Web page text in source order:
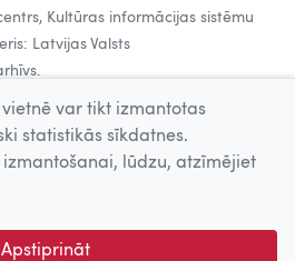
Kultūras informācijas sistēmu
Latvijas Valsts
var tikt izmantotas
statistikās sīkdatnes.
izmantošanai, lūdzu, atzīmējiet
Apstiprināt